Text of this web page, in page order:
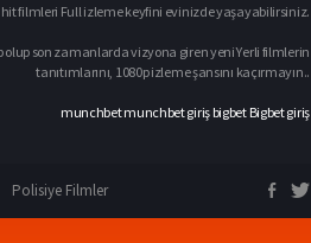
hit filmleri Full izleme keyfini evinizde yaşayabilirsiniz.
son zamanlarda vizyona giren yeni Yerli filmlerin
tanıtımlarını, 1080p izleme şansını kaçırmayın..
munchbetmunchbet giriş bigbet Bigbet giriş
Polisiye Filmler